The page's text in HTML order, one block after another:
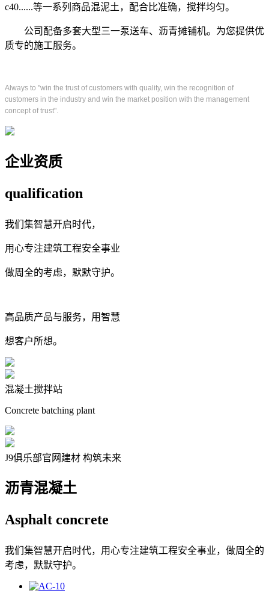
c40......等一系列商品混泥土，配合比准确，搅拌均匀。
公司配备多套大型三一泵送车、沥青摊铺机。为您提供优
质专的施工服务。
Always to "win the trust of customers with quality, win the recognition of
customers in the industry and win the market position with the management
concept of trust".
企业资质
qualification
我们集智慧开启时代，
用心专注建筑工程安全事业
做周全的考虑，默默守护。
高品质产品与服务，用智慧
想客户所想。
混凝土搅拌站
Concrete batching plant
J9俱乐部官网建材 构筑未来
沥青混凝土
Asphalt concrete
我们集智慧开启时代，用心专注建筑工程安全事业，做周全的
考虑，默默守护。